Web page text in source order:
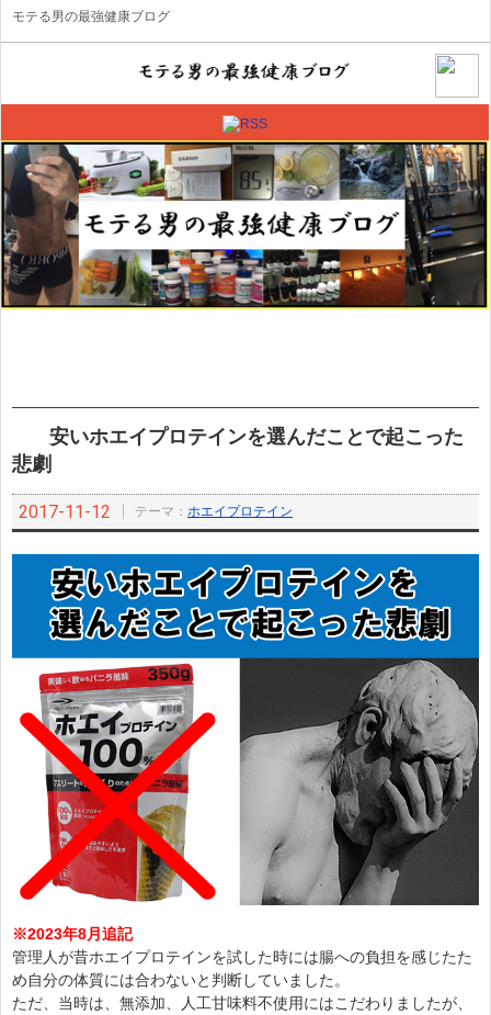
モテる男の最強健康ブログ
安いホエイプロテインを選んだことで起こった
悲劇
2017-11-12 テーマ： ホエイプロテイン
※2023年8月追記
管理人が昔ホエイプロテインを試した時には腸への負担を感じたた
め自分の体質には合わないと判断していました。
ただ、当時は、無添加、人工甘味料不使用にはこだわりましたが、